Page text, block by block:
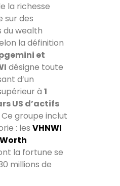
la richesse
sur des
du wealth
la définition
et
désigne toute
d’un
à 1
US d’actifs
Ce groupe inclut
: les VHNWI
la fortune se
millions de